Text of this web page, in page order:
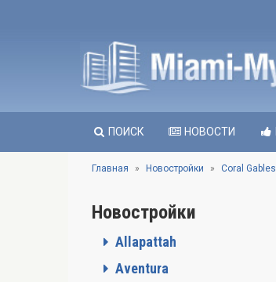
ПОИСК НОВОСТИ
Главная Новостройки Coral Gables
Новостройки
Allapattah
Aventura